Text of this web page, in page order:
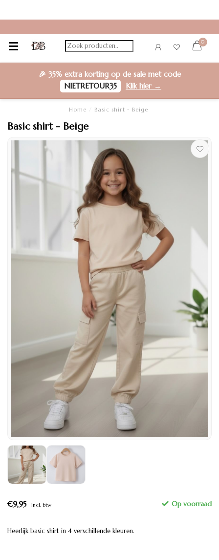
0
🎉 35% extra kortingop de sale met code
NIETRETOUR35
Klik hier →
Home Basic shirt - Beige
Basic shirt - Beige
€9,95 Incl. btw
Heerlijk basic shirt in 4 verschillende kleuren.